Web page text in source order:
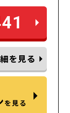
を見る
を見る